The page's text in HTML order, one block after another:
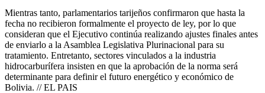
Mientras tanto, parlamentarios tarijeños confirmaron que hasta la
fecha no recibieron formalmente el proyecto de ley, por lo que
consideran que el Ejecutivo continúa realizando ajustes finales antes
de enviarlo a la Asamblea Legislativa Plurinacional para su
tratamiento. Entretanto, sectores vinculados a la industria
hidrocarburífera insisten en que la aprobación de la norma será
determinante para definir el futuro energético y económico de
Bolivia. // EL PAIS